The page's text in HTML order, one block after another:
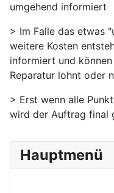
umgehend informiert
> Im Falle das etwas
weitere Kosten
informiert und
Reparatur lohnt oder
> Erst wenn alle
wird der Auftrag final
Hauptmenü